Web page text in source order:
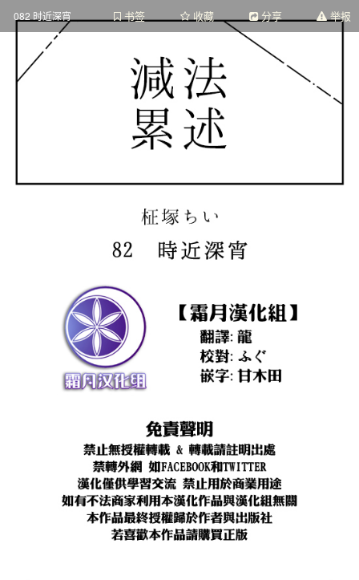
082 时近深宵 书签 收藏 分享 举报